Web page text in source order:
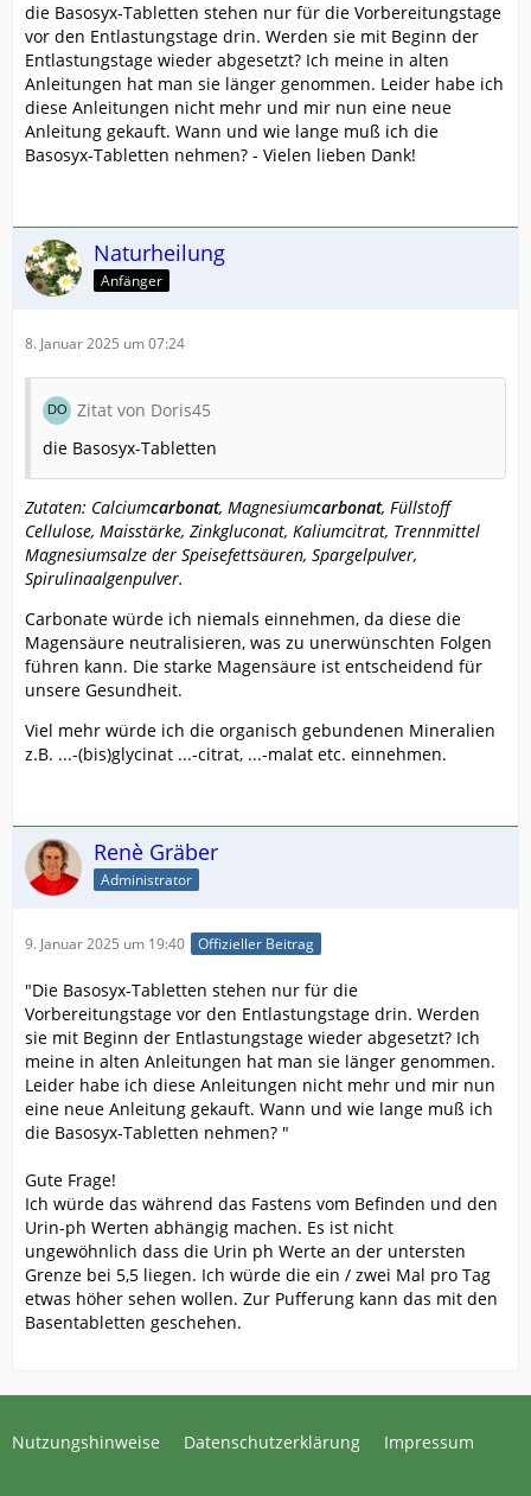
die Basosyx-Tabletten stehen nur für die Vorbereitungstage
vor den Entlastungstage drin. Werden sie mit Beginn der
Entlastungstage wieder abgesetzt? Ich meine in alten
Anleitungen hat man sie länger genommen. Leider habe ich
diese Anleitungen nicht mehr und mir nun eine neue
Anleitung gekauft. Wann und wie lange muß ich die
Basosyx-Tabletten nehmen? - Vielen lieben Dank!
Naturheilung
Anfänger
8. Januar 2025 um 07:24
Zitat von Doris45
die Basosyx-Tabletten
Zutaten: Calciumcarbonat, Magnesiumcarbonat, Füllstoff
Cellulose, Maisstärke, Zinkgluconat, Kaliumcitrat, Trennmittel
Magnesiumsalze der Speisefettsäuren, Spargelpulver,
Spirulinaalgenpulver.
Carbonate würde ich niemals einnehmen, da diese die
Magensäure neutralisieren, was zu unerwünschten Folgen
führen kann. Die starke Magensäure ist entscheidend für
unsere Gesundheit.
Viel mehr würde ich die organisch gebundenen Mineralien
z.B. ...-(bis)glycinat ...-citrat, ...-malat etc. einnehmen.
Renè Gräber
Administrator
9. Januar 2025 um 19:40 Offizieller Beitrag
"Die Basosyx-Tabletten stehen nur für die
Vorbereitungstage vor den Entlastungstage drin. Werden
sie mit Beginn der Entlastungstage wieder abgesetzt? Ich
meine in alten Anleitungen hat man sie länger genommen.
Leider habe ich diese Anleitungen nicht mehr und mir nun
eine neue Anleitung gekauft. Wann und wie lange muß ich
die Basosyx-Tabletten nehmen? "
Gute Frage!
Ich würde das während das Fastens vom Befinden und den
Urin-ph Werten abhängig machen. Es ist nicht
ungewöhnlich dass die Urin ph Werte an der untersten
Grenze bei 5,5 liegen. Ich würde die ein / zwei Mal pro Tag
etwas höher sehen wollen. Zur Pufferung kann das mit den
Basentabletten geschehen.
Nutzungshinweise Datenschutzerklärung Impressum